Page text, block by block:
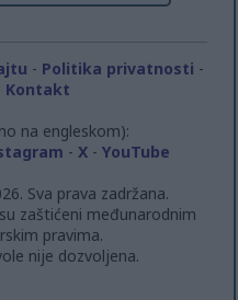
- Politika privatnosti -
Kontakt
na engleskom):
- X- YouTube
Sva prava zadržana.
zaštićeni međunarodnim
pravima.
nije dozvoljena.